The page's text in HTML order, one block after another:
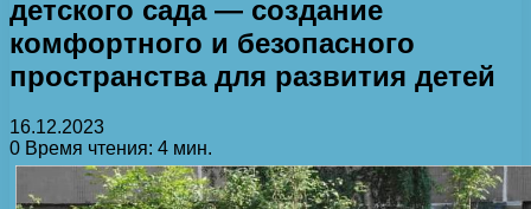
детского сада — создание
комфортного и безопасного
пространства для развития детей
16.12.2023
0 Время чтения: 4 мин.